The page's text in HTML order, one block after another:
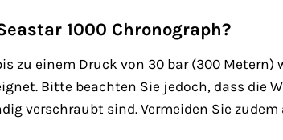
1000 Chronograph?
zu einem Druck von 30 bar (300
Bitte beachten Sie jedoch, dass die
verschraubt sind. Vermeiden Sie